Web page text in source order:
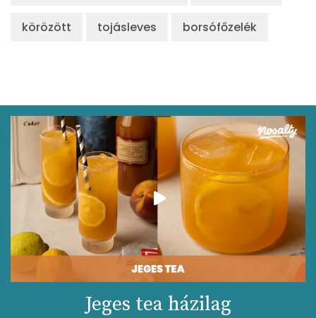
körözött tojásleves borsófőzelék
Jeges tea házilag